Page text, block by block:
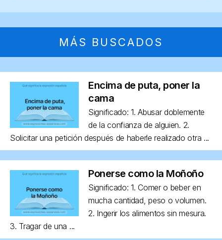
MÁS BUSCADOS
Encima de puta, poner la
cama
Significado: 1. Abusar doblemente
de la confianza de alguien. 2.
Solicitar una petición después de haberle realizado otra ...
Ponerse como la Moñoño
Significado: 1. Comer o beber en
mucha cantidad, peso o volumen.
2. Ingerir los alimentos sin mesura.
3. Tragar de una ...